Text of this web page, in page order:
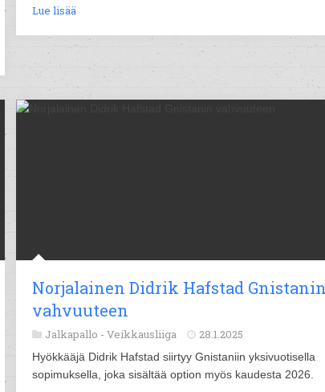
Lue lisää
Norjalainen Didrik Hafstad
vahvuuteen
Jalkapallo - Veikkausliiga 28.1.2025
Hyökkääjä Didrik Hafstad siirtyy Gnistaniin yksivuotisella
sopimuksella, joka sisältää option myös kaudesta 2026.